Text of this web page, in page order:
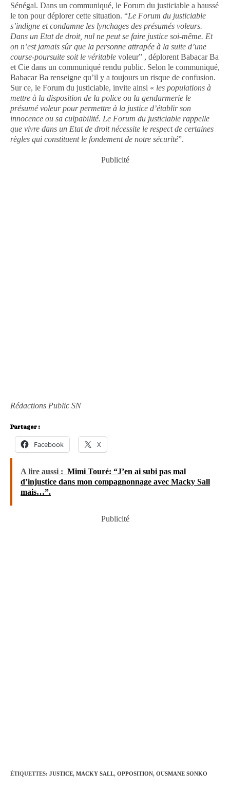
Sénégal. Dans un communiqué, le Forum du justiciable a haussé
le ton pour déplorer cette situation. “Le Forum du justiciable
s’indigne et condamne les lynchages des présumés voleurs.
Dans un Etat de droit, nul ne peut se faire justice soi-même. Et
on n’est jamais sûr que la personne attrapée à la suite d’une
course-poursuite soit le véritable voleur” , déplorent Babacar Ba
et Cie dans un communiqué rendu public. Selon le communiqué,
Babacar Ba renseigne qu’il y a toujours un risque de confusion.
Sur ce, le Forum du justiciable, invite ainsi « les populations à
mettre à la disposition de la police ou la gendarmerie le
présumé voleur pour permettre à la justice d’établir son
innocence ou sa culpabilité. Le Forum du justiciable rappelle
que vivre dans un Etat de droit nécessite le respect de certaines
règles qui constituent le fondement de notre sécurité”.
Publicité
Rédactions Public SN
Partager :
Facebook X
A lire aussi : Mimi Touré: “J’en ai subi pas mal
d’injustice dans mon compagnonnage avec Macky Sall
mais…”.
Publicité
ÉTIQUETTES: JUSTICE, MACKY SALL, OPPOSITION, OUSMANE SONKO